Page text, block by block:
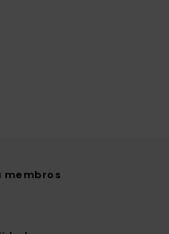
membros